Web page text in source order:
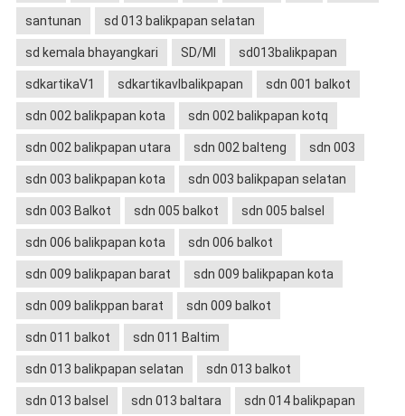
santunan sd 013 balikpapan selatan
sd kemala bhayangkari SD/MI sd013balikpapan
sdkartikaV1 sdkartikavIbalikpapan sdn 001 balkot
sdn 002 balikpapan kota sdn 002 balikpapan kotq
sdn 002 balikpapan utara sdn 002 balteng sdn 003
sdn 003 balikpapan kota sdn 003 balikpapan selatan
sdn 003 Balkot sdn 005 balkot sdn 005 balsel
sdn 006 balikpapan kota sdn 006 balkot
sdn 009 balikpapan barat sdn 009 balikpapan kota
sdn 009 balikppan barat sdn 009 balkot
sdn 011 balkot sdn 011 Baltim
sdn 013 balikpapan selatan sdn 013 balkot
sdn 013 balsel sdn 013 baltara sdn 014 balikpapan